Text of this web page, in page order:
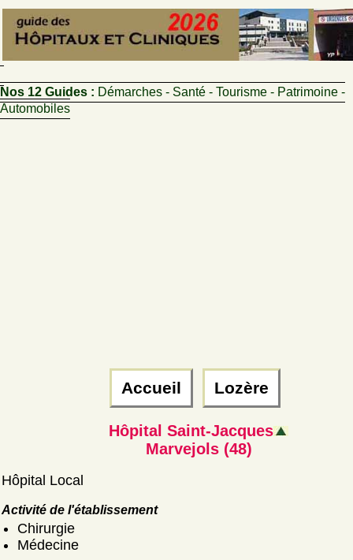
Nos 12 Guides : Démarches - Santé - Tourisme - Patrimoine -
Automobiles
Accueil Lozère
Hôpital Saint-Jacques
Marvejols (48)
Hôpital Local
Activité de l'établissement
Chirurgie
Médecine